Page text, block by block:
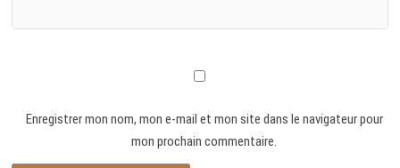
Enregistrer mon nom, mon e-mail et mon site dans le navigateur pour
mon prochain commentaire.